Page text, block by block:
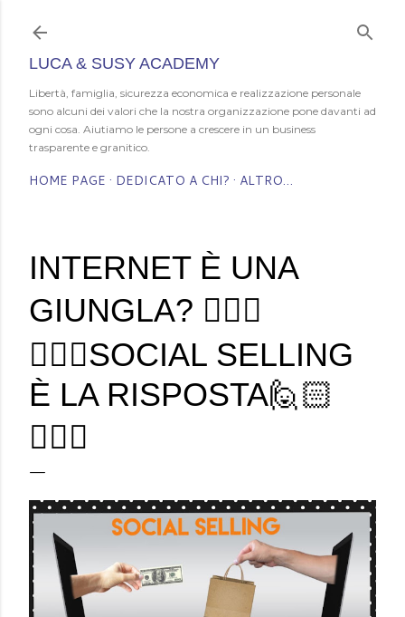
LUCA & SUSY ACADEMY
Libertà, famiglia, sicurezza economica e realizzazione personale
sono alcuni dei valori che la nostra organizzazione pone davanti ad
ogni cosa. Aiutiamo le persone a crescere in un business
trasparente e granitico.
HOME PAGE DEDICATO A CHI? ALTRO…
INTERNET È UNA
GIUNGLA? 🤦🏻‍♀️
🤦🏻‍♂️SOCIAL SELLING
È LA RISPOSTA🙋🏻
🙋🏻‍♂️